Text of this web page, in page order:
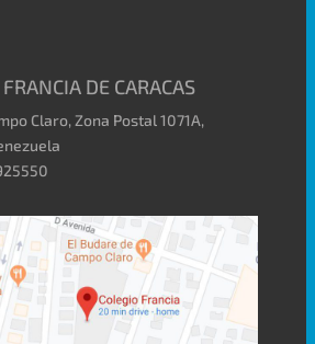
FRANCIA DE CARACAS
Claro, Zona Postal 1071A,